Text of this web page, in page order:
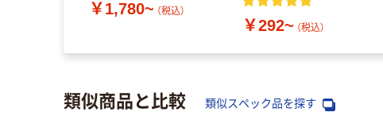
￥1,780~ （税込）
￥292~ （税込）
類似商品と比較 類似スペック品を探す